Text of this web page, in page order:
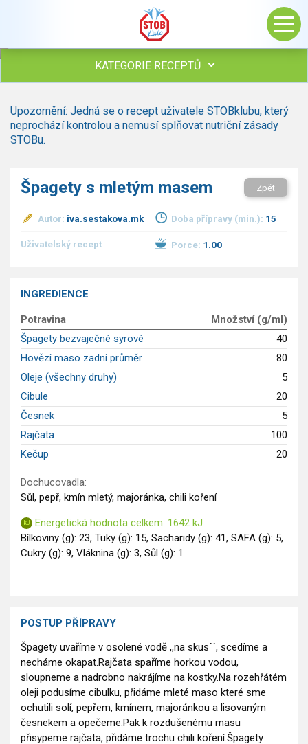
KATEGORIE RECEPTŮ
Polévky
Studená kuchyně
hovězí, telecí
vnitřnosti
Omáčky
Saláty
Sladké pokrmy
Dezerty
Nápoje
Ostatní
Dětské recepty
GLP-1 recepty
Upozornění: Jedná se o recept uživatele STOBklubu, který
neprochází kontrolou a nemusí splňovat nutriční zásady
STOBu.
Špagety s mletým masem Zpět
Autor: iva.sestakova.mk Doba přípravy (min.): 15
Uživatelský recept Porce: 1.00
INGREDIENCE
Potravina
Množství (g/ml)
Špagety bezvaječné syrové
40
Hovězí maso zadní průměr
80
Oleje (všechny druhy)
5
Cibule
20
Česnek
5
Rajčata
100
Kečup
20
Dochucovadla:
Sůl, pepř, kmín mletý, majoránka, chili koření
Energetická hodnota celkem: 1642 kJ
Bílkoviny (g): 23, Tuky (g): 15, Sacharidy (g): 41, SAFA (g): 5,
Cukry (g): 9, Vláknina (g): 3, Sůl (g): 1
POSTUP PŘÍPRAVY
Špagety uvaříme v osolené vodě ,,na skus´´, scedíme a
necháme okapat.Rajčata spaříme horkou vodou,
sloupneme a nadrobno nakrájíme na kostky.Na rozehřátém
oleji podusíme cibulku, přidáme mleté maso které sme
ochutili solí, pepřem, kmínem, majoránkou a lisovaným
česnekem a opečeme.Pak k rozdušenému masu
přisypeme rajčata, přidáme trochu chili koření.Špagety